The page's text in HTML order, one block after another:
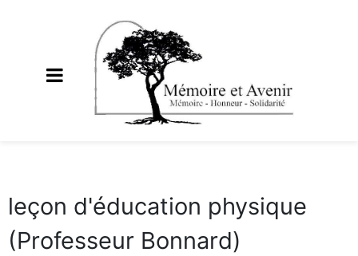
leçon d'éducation physique
(Professeur Bonnard)